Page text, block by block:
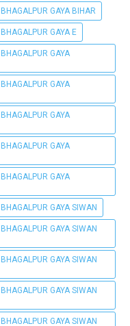
GAYA BIHAR
GAYA E
GAYA
GAYA
GAYA
GAYA
GAYA
GAYA SIWAN
GAYA SIWAN
GAYA SIWAN
GAYA SIWAN
GAYA SIWAN